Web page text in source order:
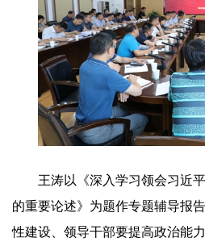
王涛以《深入学习领会习近
的重要论述》为题作专题辅导报
性建设、领导干部要提高政治能